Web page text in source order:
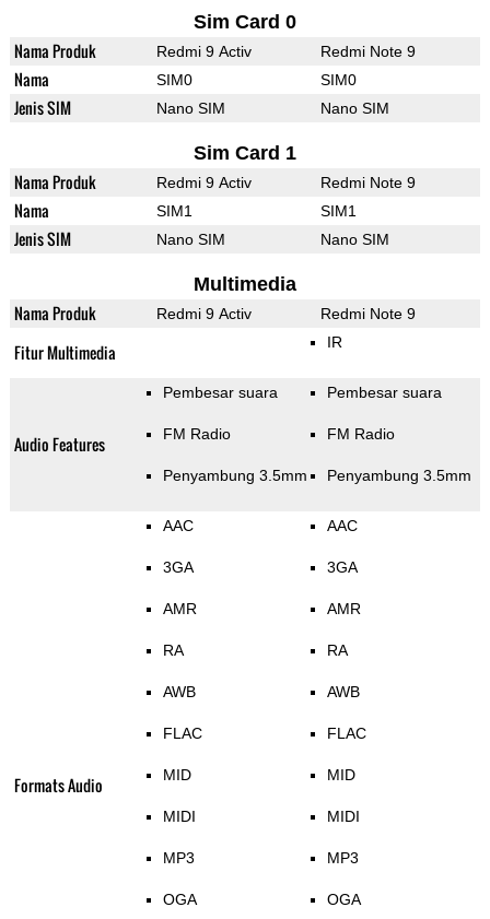
Sim Card 0
Nama Produk Redmi 9 Activ Redmi Note 9
Nama SIM0 SIM0
Jenis SIM Nano SIM Nano SIM
Sim Card 1
Nama Produk Redmi 9 Activ Redmi Note 9
Nama SIM1 SIM1
Jenis SIM Nano SIM Nano SIM
Multimedia
Nama Produk Redmi 9 Activ Redmi Note 9
Fitur Multimedia IR
Audio Features
Pembesar suara
FM Radio
Penyambung 3.5mm
Pembesar suara
FM Radio
Penyambung 3.5mm
Formats Audio
AAC
3GA
AMR
RA
AWB
FLAC
MID
MIDI
MP3
OGA
AAC
3GA
AMR
RA
AWB
FLAC
MID
MIDI
MP3
OGA